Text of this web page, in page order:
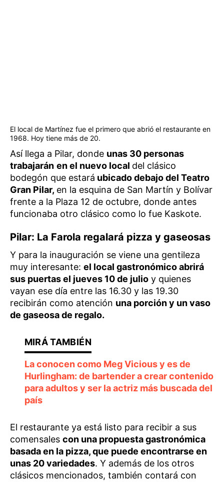
El local de Martínez fue el primero que abrió el restaurante en
1968. Hoy tiene más de 20.
Así llega a Pilar, donde unas 30 personas
trabajarán en el nuevo local del clásico
bodegón que estará ubicado debajo del Teatro
Gran Pilar, en la esquina de San Martín y Bolívar
frente a la Plaza 12 de octubre, donde antes
funcionaba otro clásico como lo fue Kaskote.
Pilar: La Farola regalará pizza y gaseosas
Y para la inauguración se viene una gentileza
muy interesante: el local gastronómico abrirá
sus puertas el jueves 10 de julio y quienes
vayan ese día entre las 16.30 y las 19.30
recibirán como atención una porción y un vaso
de gaseosa de regalo.
La conocen como Meg Vicious y es de
Hurlingham: de bartender a crear contenido
para adultos y ser la actriz más buscada del
país
El restaurante ya está listo para recibir a sus
comensales con una propuesta gastronómica
basada en la pizza, que puede encontrarse en
unas 20 variedades. Y además de los otros
clásicos mencionados, también contará con